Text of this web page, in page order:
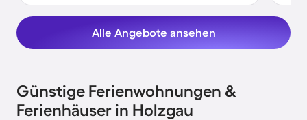
Alle Angebote ansehen
Günstige Ferienwohnungen &
Ferienhäuser in Holzgau